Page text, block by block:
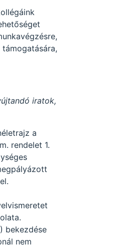
iratok,
a
rendelet 1.
bekezdése
nem